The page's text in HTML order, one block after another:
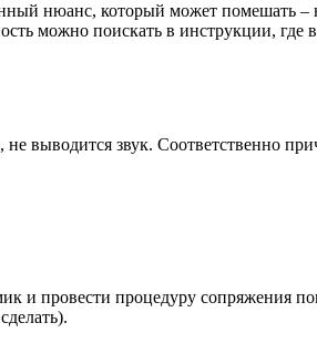
нюанс, который может помешать –
можно поискать в инструкции, где
выводится звук. Соответственно
и провести процедуру сопряжения